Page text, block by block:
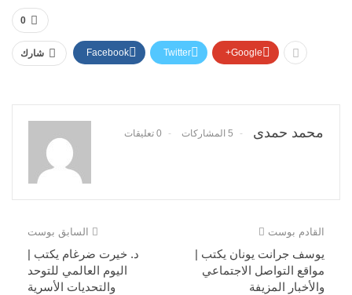
0
شارك Facebook Twitter Google+
محمد حمدى 5 المشاركات 0 تعليقات
السابق بوست
د. خيرت ضرغام يكتب |
اليوم العالمي للتوحد
والتحديات الأسرية
القادم بوست
يوسف جرانت يونان يكتب |
مواقع التواصل الاجتماعي
والأخبار المزيفة